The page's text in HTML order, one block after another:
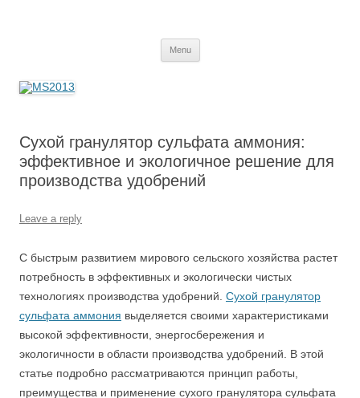
Menu
Сухой гранулятор сульфата аммония:
эффективное и экологичное решение для
производства удобрений
Leave a reply
С быстрым развитием мирового сельского хозяйства растет
потребность в эффективных и экологически чистых
технологиях производства удобрений. Сухой гранулятор
сульфата аммония выделяется своими характеристиками
высокой эффективности, энергосбережения и
экологичности в области производства удобрений. В этой
статье подробно рассматриваются принцип работы,
преимущества и применение сухого гранулятора сульфата